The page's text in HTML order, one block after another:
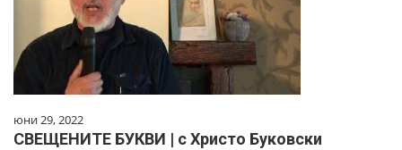
юни 29, 2022
СВЕЩЕНИТЕ БУКВИ | с Христо Буковски